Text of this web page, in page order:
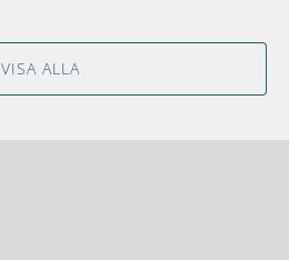
VISA ALLA